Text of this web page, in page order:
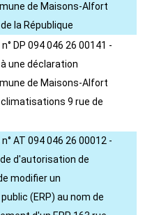
de Maisons-Alfort
la République
DP 094 046 26 00141 -
une déclaration
de Maisons-Alfort
9 rue de
AT 094 046 26 00012 -
d'autorisation de
modifier un
(ERP) au nom de